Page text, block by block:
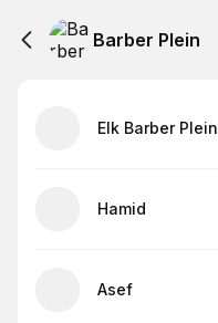
Barber Plein
Elk Barber Plein
Hamid
Asef